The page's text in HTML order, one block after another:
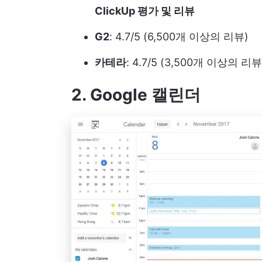
ClickUp 평가 및 리뷰
G2: 4.7/5 (6,500개 이상의 리뷰)
카테라: 4.7/5 (3,500개 이상의 리
2. Google 캘린더